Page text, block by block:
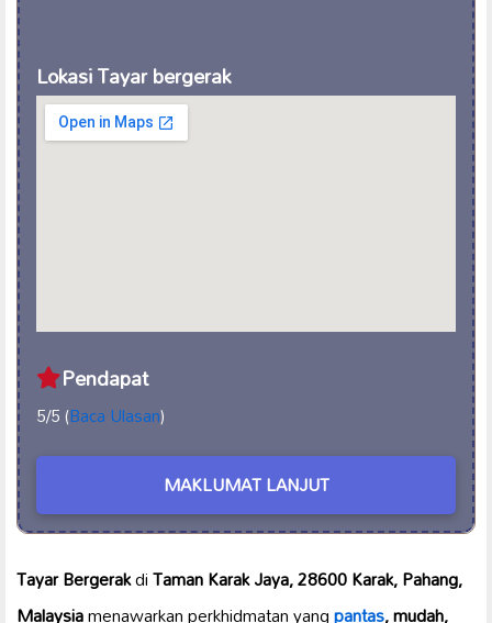
Lokasi Tayar bergerak
Pendapat
5/5 (Baca Ulasan)
MAKLUMAT LANJUT
Tayar BergerakdiTaman Karak Jaya, 28600 Karak, Pahang,
Malaysiamenawarkan perkhidmatan yangpantas, mudah,